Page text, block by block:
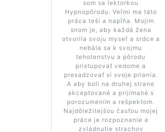
som sa lektorkou
Hypnopôrodu. Veľmi ma táto
práca teší a napĺňa. Mojím
snom je, aby každá žena
otvorila svoju myseľ a srdce a
nebála sa k svojmu
tehotenstvu a pôrodu
pristupovať vedome a
presadzovať si svoje priania.
A aby boli na druhej strane
akceptované a prijímané s
porozumením a rešpektom.
Najdôležitejšou časťou mojej
práce je rozpoznanie a
zvládnutie strachov